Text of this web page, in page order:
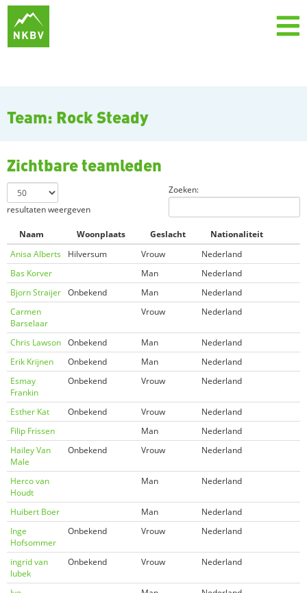
Team: Rock Steady
Zichtbare teamleden
resultaten weergeven
Zoeken:
Naam Woonplaats Geslacht
Nationaliteit
Anisa Alberts
Hilversum Vrouw
Nederland
Bas Korver
Man
Nederland
Bjorn Straijer Onbekend Man
Nederland
Carmen
Barselaar
Vrouw Nederland
Chris Lawson Onbekend Man
Nederland
Erik Krijnen
Onbekend Man
Nederland
Esmay
Frankin
Onbekend Vrouw Nederland
Esther Kat Onbekend Vrouw
Nederland
Filip Frissen
Man
Nederland
Hailey Van
Male
Onbekend Vrouw Nederland
Herco van
Houdt
Man Nederland
Huibert Boer Man
Nederland
Inge
Hofsommer
Onbekend Vrouw Nederland
ingrid van
lubek
Onbekend Vrouw Nederland